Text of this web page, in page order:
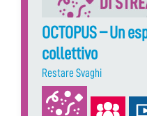
OCTOPUS – Un
collettivo
Restare Svaghi